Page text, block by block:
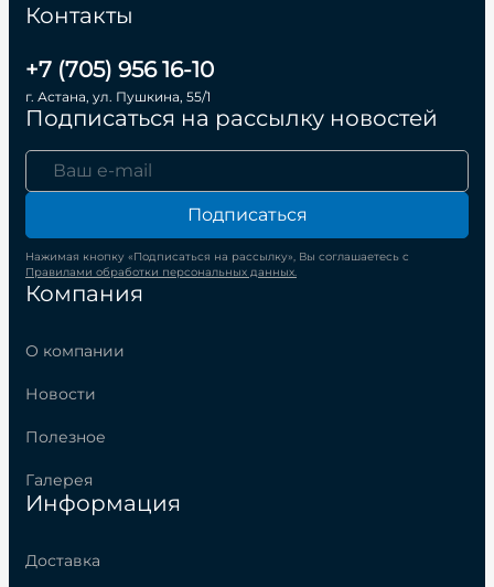
Компания
О компании
Новости
Полезное
Галерея
Информация
Доставка
Контакты
+7 (705) 956 16-10
г. Астана, ул. Пушкина, 55/1
Подписаться на рассылку новостей
Подписаться
Нажимая кнопку «Подписаться на рассылку», Вы соглашаетесь с
Правилами обработки персональных данных.